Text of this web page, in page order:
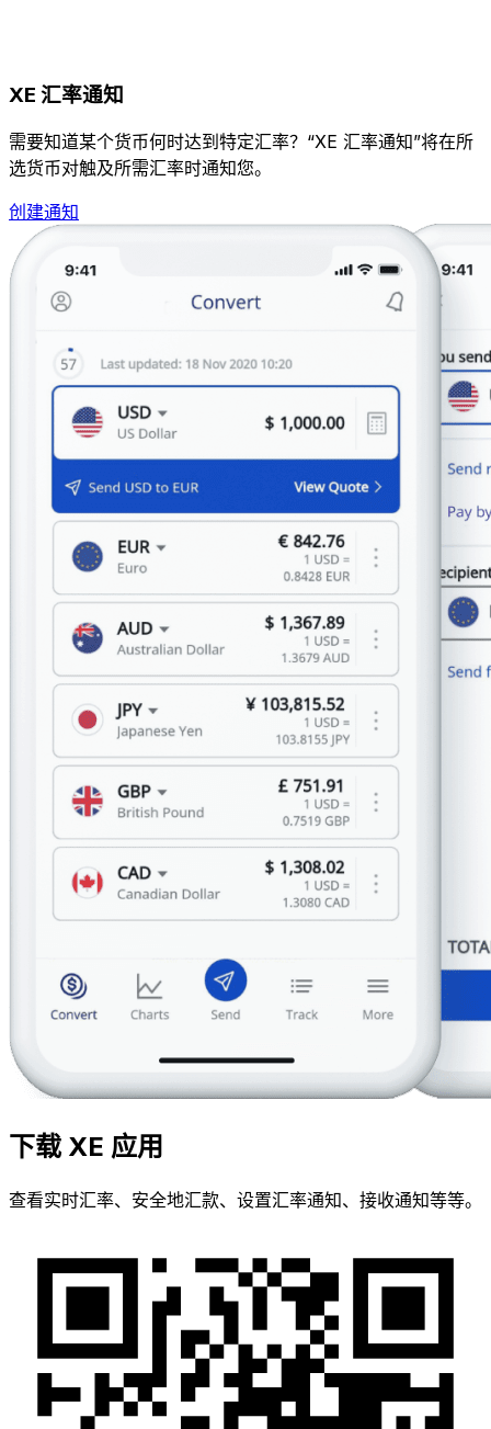
XE 汇率通知
需要知道某个货币何时达到特定汇率？“XE 汇率通知”将在所
选货币对触及所需汇率时通知您。
创建通知
下载 XE 应用
查看实时汇率、安全地汇款、设置汇率通知、接收通知等等。